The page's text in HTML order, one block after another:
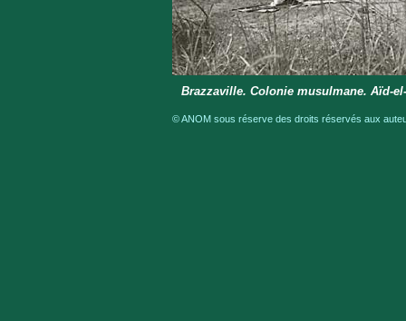
Brazzaville. Colonie musulmane. Aïd-
© ANOM sous réserve des droits réservés aux